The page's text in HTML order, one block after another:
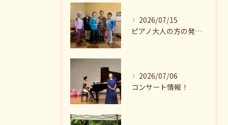
2026/07/15
ピアノ大人の方の発表会兼ねたお茶会🎵
2026/07/06
コンサート情報！